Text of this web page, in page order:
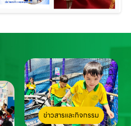
ข่าวสารและกิจกรรม